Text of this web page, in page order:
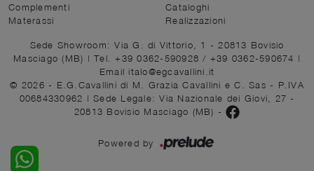
Complementi
Materassi
Cataloghi
Realizzazioni
Sede Showroom: Via G. di Vittorio, 1 - 20813 Bovisio
Masciago (MB) | Tel. +39 0362-590928/ +39 0362-590674 |
Email italo@egcavallini.it
© 2026 - E.G.Cavallini di M. Grazia Cavallini e C. Sas - P.IVA
00684330962 | Sede Legale: Via Nazionale dei Giovi, 27 -
20813 Bovisio Masciago (MB) -
Powered by